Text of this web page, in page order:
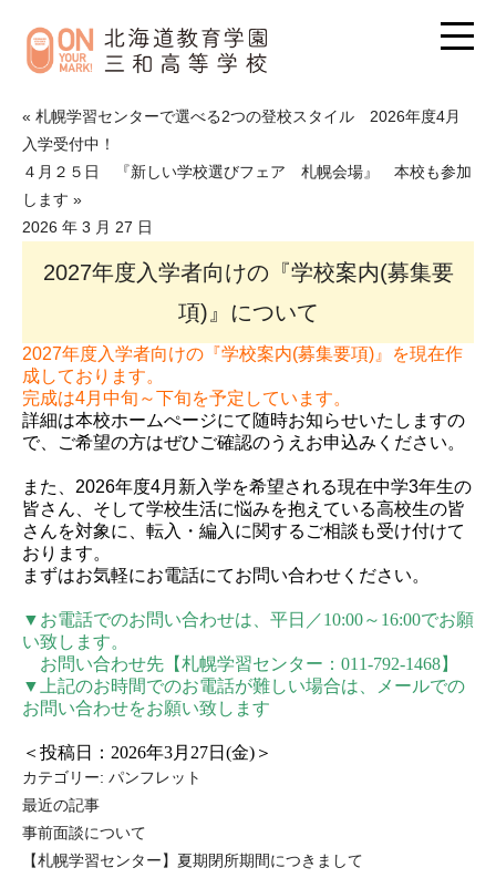
« 札幌学習センターで選べる2つの登校スタイル 2026年度4月
入学受付中！
４月２５日 『新しい学校選びフェア 札幌会場』 本校も参加
します »
2026 年 3 月 27 日
2027年度入学者向けの『学校案内(募集要
項)』について
2027年度入学者向けの『学校案内(募集要項)』を現在作
成しております。
完成は4月中旬～下旬を予定しています。
詳細は本校ホームぺージにて随時お知らせいたしますの
で、ご希望の方はぜひご確認のうえお申込みください。
また、2026年度4月新入学を希望される現在中学3年生の
皆さん、そして学校生活に悩みを抱えている高校生の皆
さんを対象に、転入・編入に関するご相談も受け付けて
おります。
まずはお気軽にお電話にてお問い合わせください。
▼ お電話でのお問い合わせは、平日／10:00～ 16:00でお願
い致します。
お問い合わせ先【札幌学習センター： 011-792-1468】
▼
上記のお時間でのお電話が難しい場合は、メールでの
お問い合わせをお願い致します
＜投稿日：2026年3月27日(金)＞
カテゴリー: パンフレット
最近の記事
事前面談について
【札幌学習センター】夏期閉所期間につきまして